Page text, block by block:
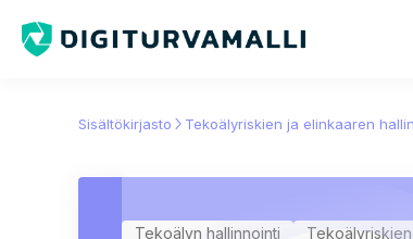
Sisältökirjasto Tekoälyriskien ja elinkaaren
Tekoälyn hallinnointi